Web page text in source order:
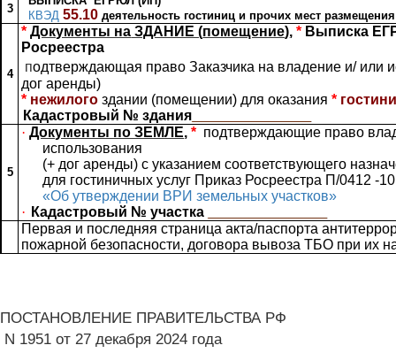
3
КВЭД 55.10деятельность гостиниц и прочих мест размещения
4
*Документы на ЗДАНИЕ (помещение),* Выписка
Росреестра
подтверждающая право Заказчика на владение и/ или
дог аренды)
* нежилогоздании (помещении) для оказания*
Кадастровый № здания
5
· Документы по ЗЕМЛЕ,* подтверждающие право
использования
(+ дог аренды)с указаниемсоответствующего
для гостиничных услуг Приказ Росреестра П/0412 -
«Об утверждении ВРИ земельных участков»
· Кадастровый № участка
Первая и последняя страница акта/паспорта
пожарной безопасности, договора вывоза ТБО при их
ПОСТАНОВЛЕНИЕ ПРАВИТЕЛЬСТВА РФ
N 1951 от 27 декабря 2024 года